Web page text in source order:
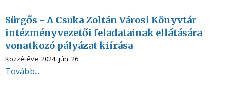
Sürgős - A Csuka Zoltán Városi Könyvtár
intézményvezetői feladatainak ellátására
vonatkozó pályázat kiírása
Közzétéve: 2024. jún. 26.
Tovább...